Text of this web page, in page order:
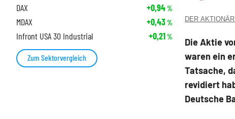
DER
Die Aktie
waren ein
Tatsache,
revidiert
Deutsche
DAX +0,94%
MDAX +0,43%
Infront USA 30 Industrial +0,21%
Zum Sektorvergleich